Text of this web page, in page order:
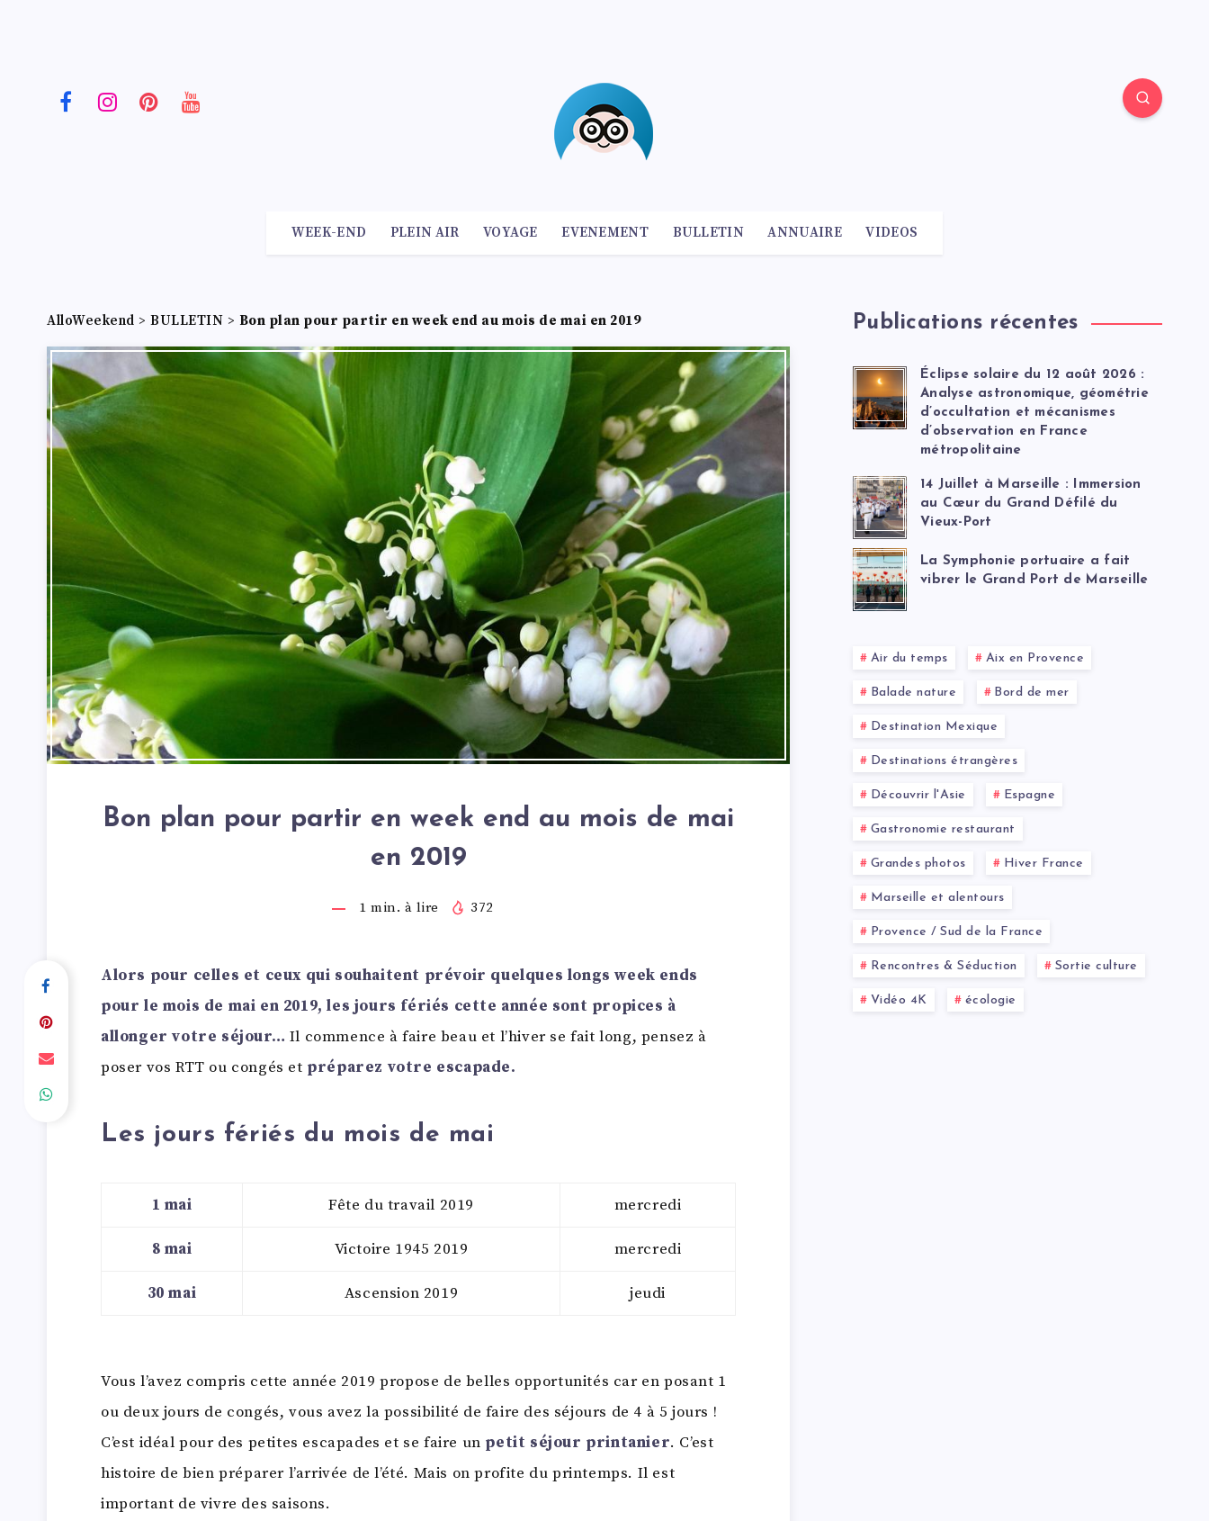
WEEK-END PLEIN AIR VOYAGE EVENEMENT BULLETIN ANNUAIRE VIDEOS
AlloWeekend > BULLETIN > Bon plan pour partir en week end au mois de mai en 2019
Bon plan pour partir en week end au mois de mai
en 2019
1 min. à lire 372
Alors pour celles et ceux qui souhaitent prévoir quelques longs week ends
pour le mois de mai en 2019, les jours fériés cette année sont propices à
allonger votre séjour… Il commence à faire beau et l’hiver se fait long, pensez à
poser vos RTT ou congés et préparez votre escapade.
Les jours fériés du mois de mai
1 mai Fête du travail 2019 mercredi
8 mai Victoire 1945 2019 mercredi
30 mai Ascension 2019 jeudi
Vous l’avez compris cette année 2019 propose de belles opportunités car en posant 1
ou deux jours de congés, vous avez la possibilité de faire des séjours de 4 à 5 jours !
C’est idéal pour des petites escapades et se faire un petit séjour printanier. C’est
histoire de bien préparer l’arrivée de l’été. Mais on profite du printemps. Il est
important de vivre des saisons.
Publications récentes
Éclipse solaire du 12 août 2026 :
Analyse astronomique, géométrie
d’occultation et mécanismes
d’observation en France
métropolitaine
14 Juillet à Marseille : Immersion
au Cœur du Grand Défilé du
Vieux-Port
La Symphonie portuaire a fait
vibrer le Grand Port de Marseille
Air du temps Aix en Provence
Balade nature Bord de mer
Destination Mexique
Destinations étrangères
Découvrir l'Asie Espagne
Gastronomie restaurant
Grandes photos Hiver France
Marseille et alentours
Provence / Sud de la France
Rencontres & Séduction Sortie culture
Vidéo 4K écologie